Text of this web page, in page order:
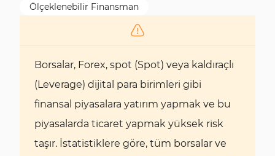
Ölçeklenebilir Finansman
Borsalar, Forex, spot (Spot) veya kaldıraçlı
(Leverage) dijital para birimleri gibi
finansal piyasalara yatırım yapmak ve bu
piyasalarda ticaret yapmak yüksek risk
taşır. İstatistiklere göre, tüm borsalar ve